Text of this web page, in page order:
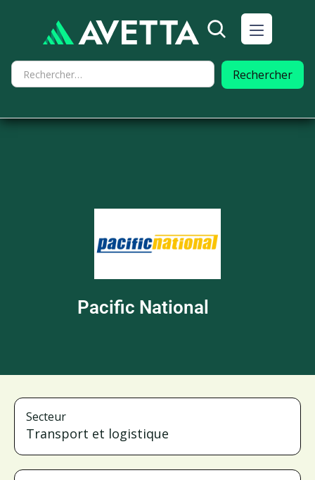
Pacific National
Secteur
Transport et logistique